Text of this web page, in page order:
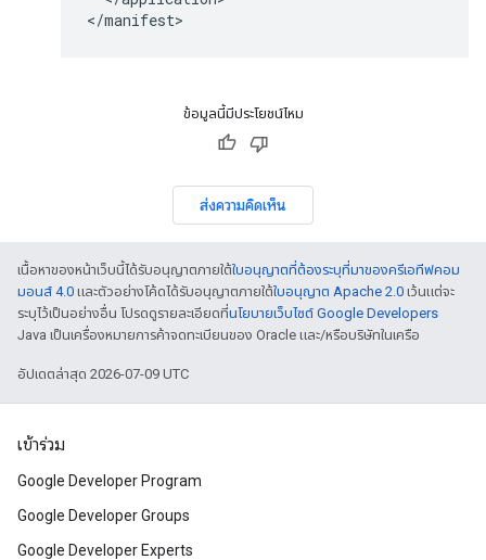
</manifest>
ข้อมูลนี้มีประโยชน์ไหม
ส่งความคิดเห็น
เนื้อหาของหน้าเว็บนี้ได้รับอนุญาตภายใต้ใบอนุญาตที่ต้องระบุที่มาของครีเอทีฟคอม
มอนส์ 4.0 และตัวอย่างโค้ดได้รับอนุญาตภายใต้ใบอนุญาต Apache 2.0 เว้นแต่จะ
ระบุไว้เป็นอย่างอื่น โปรดดูรายละเอียดที่นโยบายเว็บไซต์ Google Developers
Java เป็นเครื่องหมายการค้าจดทะเบียนของ Oracle และ/หรือบริษัทในเครือ
อัปเดตล่าสุด 2026-07-09 UTC
เข้าร่วม
Google Developer Program
Google Developer Groups
Google Developer Experts